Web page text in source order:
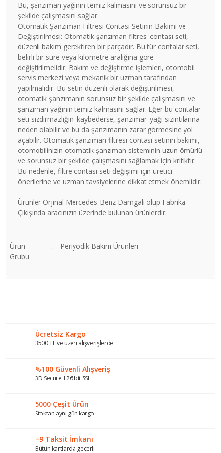
Bu, şanzıman yağının temiz kalmasını ve sorunsuz bir
şekilde çalışmasını sağlar.
Otomatik Şanzıman Filtresi Contası Setinin Bakımı ve
Değiştirilmesi: Otomatik şanzıman filtresi contası seti,
düzenli bakım gerektiren bir parçadır. Bu tür contalar seti,
belirli bir süre veya kilometre aralığına göre
değiştirilmelidir. Bakım ve değiştirme işlemleri, otomobil
servis merkezi veya mekanik bir uzman tarafından
yapılmalıdır. Bu setin düzenli olarak değiştirilmesi,
otomatik şanzımanın sorunsuz bir şekilde çalışmasını ve
şanzıman yağının temiz kalmasını sağlar. Eğer bu contalar
seti sızdırmazlığını kaybederse, şanzıman yağı sızıntılarına
neden olabilir ve bu da şanzımanın zarar görmesine yol
açabilir. Otomatik şanzıman filtresi contası setinin bakımı,
otomobilinizin otomatik şanzıman sisteminin uzun ömürlü
ve sorunsuz bir şekilde çalışmasını sağlamak için kritiktir.
Bu nedenle, filtre contası seti değişimi için üretici
önerilerine ve uzman tavsiyelerine dikkat etmek önemlidir.
Ürünler Orjinal Mercedes-Benz Damgalı olup Fabrika
Çıkışında aracınızın üzerinde bulunan ürünlerdir.
Ürün
Grubu
: Periyodik Bakım Ürünleri
Ürün resmi kalitesiz, bozuk veya görüntülenemiyor.
Ürün bilgilerinde hatalar bulunuyor.
Bu ürüne benzer farklı alternatifler olmalı.
Ücretsiz Kargo
3500 TL ve üzeri alışverişlerde
%100 Güvenli Alışveriş
3D Secure 126 bit SSL
5000 Çeşit Ürün
Stoktan aynı gün kargo
+9 Taksit İmkanı
Bütün kartlarda geçerli